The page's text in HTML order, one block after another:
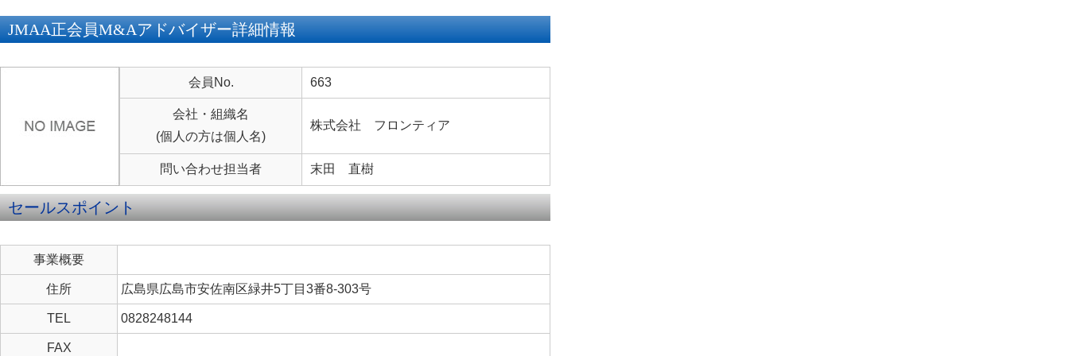
JMAA正会員M&Aアドバイザー詳細情報
会員No. 663
会社・組織名
(個人の方は個人名)
株式会社 フロンティア
問い合わせ担当者 末田 直樹
セールスポイント
事業概要
住所 広島県広島市安佐南区緑井5丁目3番8-303号
TEL 0828248144
FAX